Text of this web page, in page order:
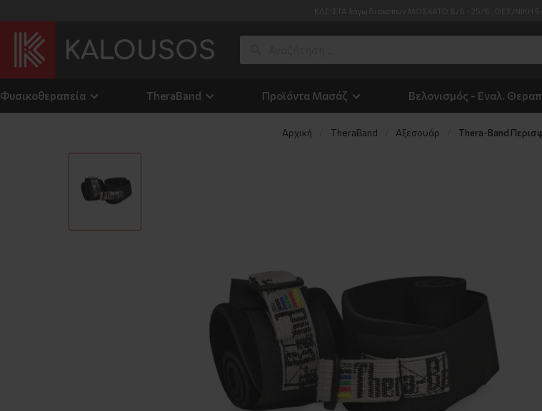
ΚΛΕΙΣΤΑ λόγω διακοπών ΜΟΣΧΑΤΟ 8/8 - 25/8 , ΘΕΣ/ΝΙΚΗ
Φυσικοθεραπεία TheraΒand Προϊόντα Μασάζ Βελονισμός - Εναλ.
Αρχική TheraΒand Αξεσουάρ Thera-Band